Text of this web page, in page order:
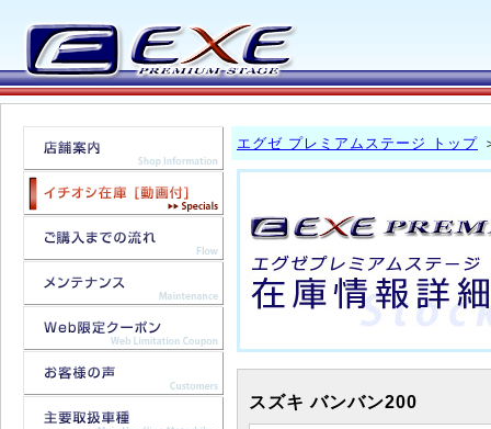
エグゼ プレミアムステージ トップ
スズキ バンバン200